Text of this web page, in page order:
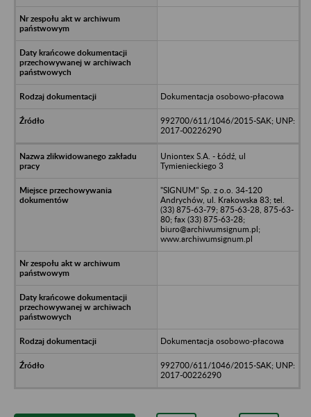
Dokumentacja osobowo-płacowa
992700/611/1046/2015-SAK; UNP:
2017-00226290
Uniontex S.A. - Łódź, ul
Tymienieckiego 3
"SIGNUM" Sp. z o.o. 34-120
Andrychów, ul. Krakowska 83; tel.
(33) 875-63-79; 875-63-28, 875-63-
80; fax (33) 875-63-28;
biuro@archiwumsignum.pl;
www.archiwumsignum.pl
Dokumentacja osobowo-płacowa
992700/611/1046/2015-SAK; UNP:
2017-00226290